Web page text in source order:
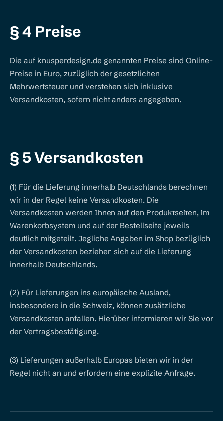
§ 4 Preise
Die auf knusperdesign.de genannten Preise sind Online-
Preise in Euro, zuzüglich der gesetzlichen
Mehrwertsteuer und verstehen sich inklusive
Versandkosten, sofern nicht anders angegeben.
§ 5 Versandkosten
(1) Für die Lieferung innerhalb Deutschlands berechnen
wir in der Regel keine Versandkosten. Die
Versandkosten werden Ihnen auf den Produktseiten, im
Warenkorbsystem und auf der Bestellseite jeweils
deutlich mitgeteilt. Jegliche Angaben im Shop bezüglich
der Versandkosten beziehen sich auf die Lieferung
innerhalb Deutschlands.
(2) Für Lieferungen ins europäische Ausland,
insbesondere in die Schweiz, können zusätzliche
Versandkosten anfallen. Hierüber informieren wir Sie vor
der Vertragsbestätigung.
(3) Lieferungen außerhalb Europas bieten wir in der
Regel nicht an und erfordern eine explizite Anfrage.